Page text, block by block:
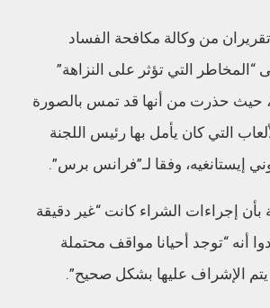
من وكالة مكافحة الفساد
“المخاطر التي تؤثر على النزاهة”
حيث حذرت من أنها قد تمس بالصورة
التي كان يأمل بها رئيس اللجنة
إيستانغيه، وفقا لـ”فرانس برس”.
بأن إجراءات الشراء كانت “غير دقيقة
أنه “توجد أحيانا مواقف محتملة
يتم الإشراف عليها بشكل صحيح”.